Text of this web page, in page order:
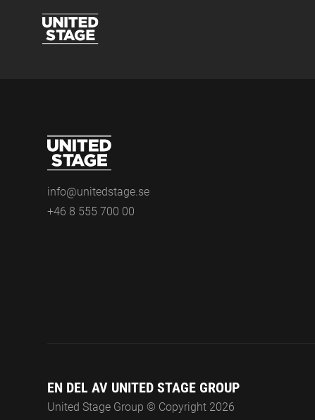
info@unitedstage.se
+46 8 555 700 00
EN DEL AV UNITED STAGE GROUP
United Stage Group © Copyright 2026